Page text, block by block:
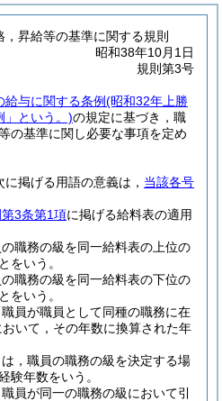
昇給等の基準に関する規則
昭和38年10月1日
規則第3号
給与に関する条例(昭和32年上勝
」という。)の規定に基づき，職
の基準に関し必要な事項を定め
掲げる用語の意義は， 当該各号
3条第1項に掲げる給料表の適用
の職務の級を同一給料表の上位の
をいう。
の職務の級を同一給料表の下位の
をいう。
職員が職員として同種の職務に在
いて，その年数に換算された年
は，職員の職務の級を決定する場
験年数をいう。
員が同一の職務の級において引